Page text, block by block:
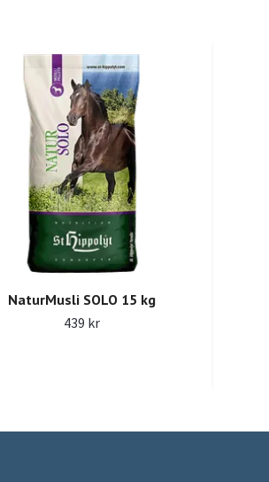
NaturMusli SOLO 15 kg
439 kr